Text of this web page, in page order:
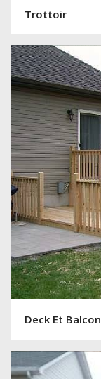
Trottoir
Deck Et Balcon